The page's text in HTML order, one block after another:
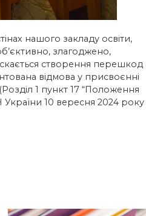
нашого закладу освіти,
злагоджено,
створення перешкод
відмова у присвоєнні
(Розділ 1 пункт 17 “Положення
України 10 вересня 2024 року